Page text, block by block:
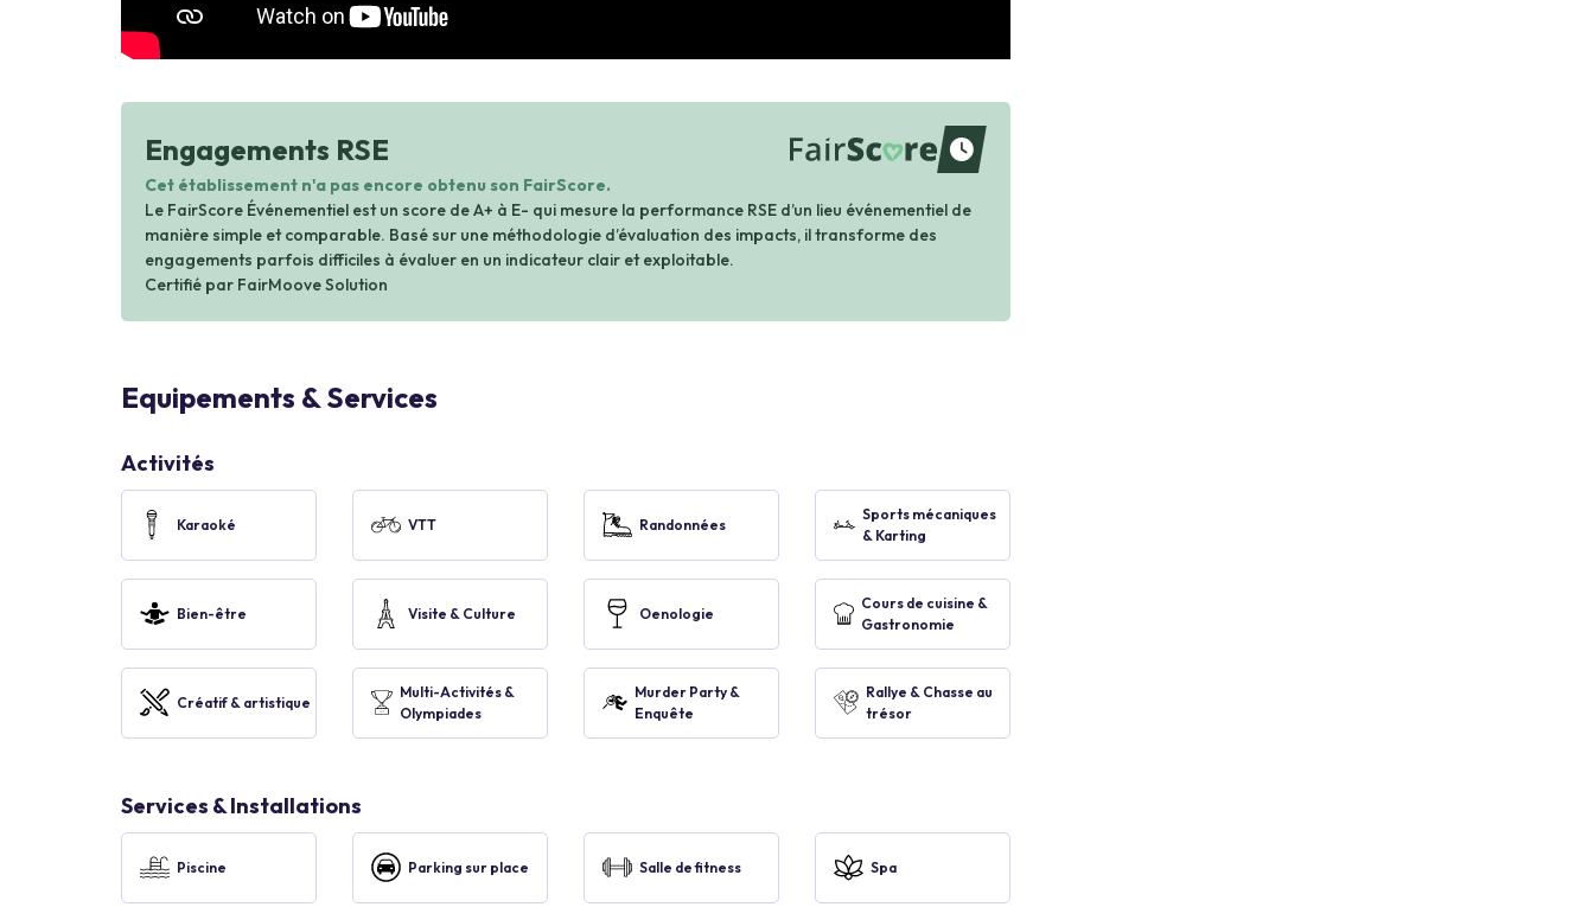
Engagements RSE
waiting
Cet établissement n'a pas encore obtenu son FairScore.
Le FairScore Événementiel est un score de A+ à E- qui mesure la performance RSE d’un lieu événementiel de
manière simple et comparable. Basé sur une méthodologie d’évaluation des impacts, il transforme des
engagements parfois difficiles à évaluer en un indicateur clair et exploitable.
Certifié par FairMoove Solution
Equipements & Services
Activités
Karaoké VTT Randonnées
Sports mécaniques
& Karting
Bien-être Visite & Culture Oenologie
Cours de cuisine &
Gastronomie
Créatif & artistique
Multi-Activités &
Olympiades
Murder Party &
Enquête
Rallye & Chasse au
trésor
Services & Installations
Piscine Parking sur place Salle de fitness Spa